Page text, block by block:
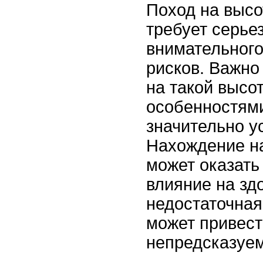
Поход на
требует
рисков.
на такой
значительно
Нахождение
может
влияние на
может